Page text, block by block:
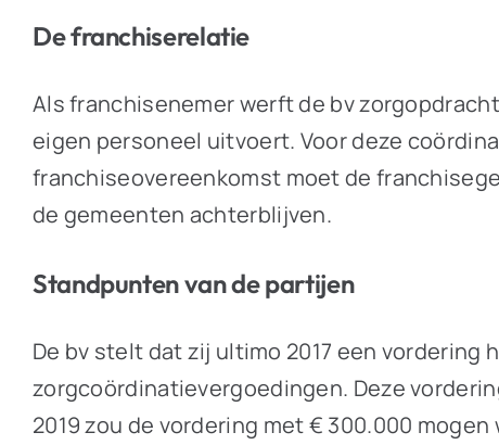
De franchiserelatie
Als franchisenemer werft de bv
eigen personeel uitvoert. Voor deze
franchiseovereenkomst moet de
de gemeenten achterblijven.
Standpunten van de partijen
De bv stelt dat zij ultimo 2017 een vordering
zorgcoördinatievergoedingen. Deze
2019 zou de vordering met € 300.000